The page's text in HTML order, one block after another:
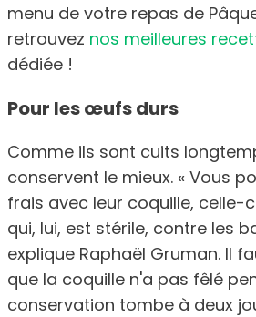
menu de votre repas de
retrouvez nos meilleures
dédiée !
Pour les œufs durs
Comme ils sont cuits
conservent le mieux. « Vous
frais avec leur coquille,
qui, lui, est stérile, contre les
explique Raphaël Gruman. Il
que la coquille n'a pas fêlé
conservation tombe à deux